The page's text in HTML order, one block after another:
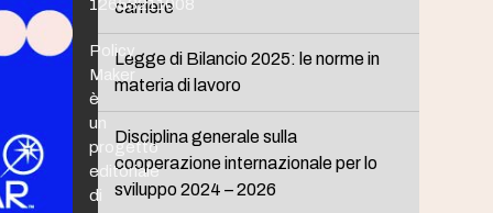
carriere
Legge di Bilancio 2025: le norme in
materia di lavoro
Disciplina generale sulla
cooperazione internazionale per lo
sviluppo 2024 – 2026
12653211008
Policy
Maker
è
un
progetto
editoriale
di